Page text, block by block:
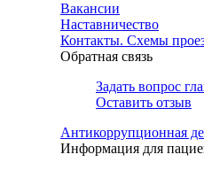
Вакансии
Наставничество
Контакты. Схемы
Обратная связь
Задать вопрос
Оставить отзыв
Антикоррупционная
Информация для